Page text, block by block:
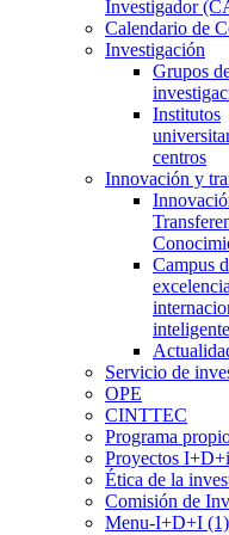
Investigador
Calendario de
Investigación
Grupos
Institutos
centros
Innovación y
Campus
excelencia
inteligente
Servicio de
OPE
CINTTEC
Programa
Proyectos I+D+i
Ética de la
Comisión de
Menu-I+D+I